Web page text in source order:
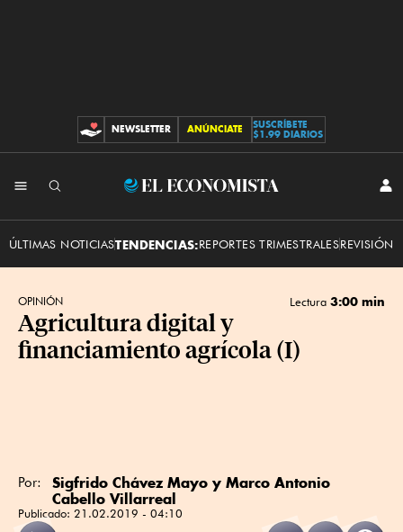
CONTRIBUCIONES
NEWSLETTER ANÚNCIATE
SUSCRÍBETE
$1.99 DIARIOS
El
ÚLTIMAS NOTICIASTENDENCIAS:REPORTES TRIMESTRALESREVISIÓN
OPINIÓN Lectura 3:00 min
Agricultura digital y
financiamiento agrícola (I)
Por:
Sigfrido Chávez Mayo y Marco Antonio
Cabello Villarreal
Publicado: 21.02.2019 - 04:10